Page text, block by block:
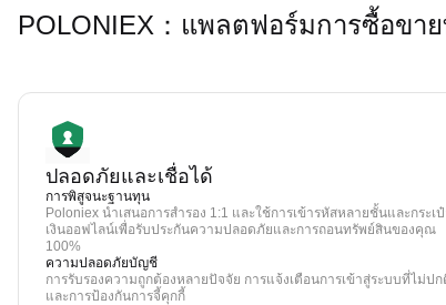
POLONIEX：แพลตฟอร์มการซื้อขา
ปลอดภัยและเชื่อได้
การพิสูจนะฐานทุน
Poloniex นำเสนอการสำรอง 1:1 และใช้การเข้ารหัสหลายชั้นและกระเ
เงินออฟไลน์เพื่อรับประกันความปลอดภัยและการถอนทรัพย์สินของคุณ
100%
ความปลอดภัยบัญชี
การรับรองความถูกต้องหลายปัจจัย การแจ้งเตือนการเข้าสู่ระบบที่ไม่ปก
และการป้องกันการจี้คุกกี้